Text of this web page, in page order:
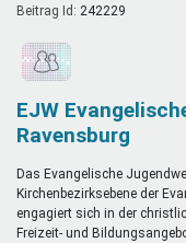
Beitrag Id: 242229
EJW
Ravensburg
Das Evangelische
Kirchenbezirksebene der
engagiert sich in der
Freizeit- und